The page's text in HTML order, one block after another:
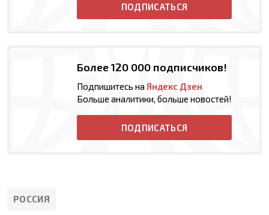
ПОДПИСАТЬСЯ
Более 120 000 подписчиков!
Подпишитесь на Яндекс Дзен
Больше аналитики, больше новостей!
ПОДПИСАТЬСЯ
РОССИЯ